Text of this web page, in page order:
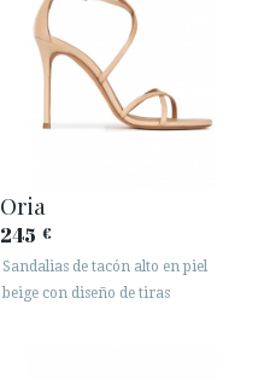
Oria
245 €
Sandalias de tacón alto en piel
beige con diseño de tiras